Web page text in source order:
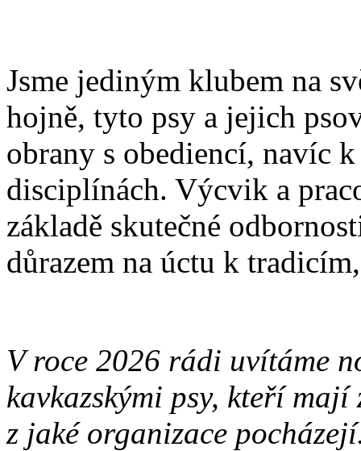
Jsme jediným klubem na
hojně, tyto psy a jejich
obrany s obediencí, navíc
disciplínách. Výcvik a
základě skutečné
důrazem na úctu k
V roce 2026 rádi uvítáme
kavkazskými psy, kteří
z jaké organizace